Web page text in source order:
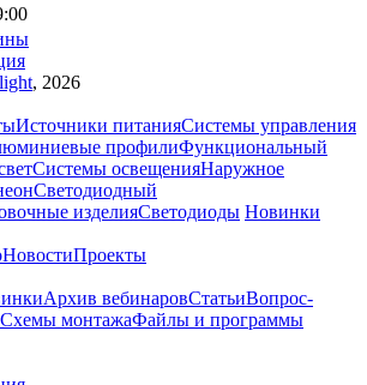
, 2026
Источники питанияСистемы управления
профилиФункциональный
Системы освещенияНаружное
Светодиодный
изделияСветодиоды Новинки
НовостиПроекты
Архив вебинаровСтатьиВопрос-
Схемы монтажаФайлы и программы